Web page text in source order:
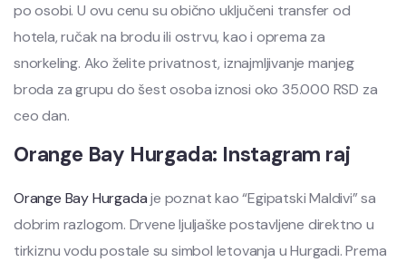
po osobi. U ovu cenu su obično uključeni transfer od
hotela, ručak na brodu ili ostrvu, kao i oprema za
snorkeling. Ako želite privatnost, iznajmljivanje manjeg
broda za grupu do šest osoba iznosi oko 35.000 RSD za
ceo dan.
Orange Bay Hurgada: Instagram raj
Orange Bay Hurgadaje poznat kao “Egipatski Maldivi” sa
dobrim razlogom. Drvene ljuljaške postavljene direktno u
tirkiznu vodu postale su simbol letovanja u Hurgadi. Prema